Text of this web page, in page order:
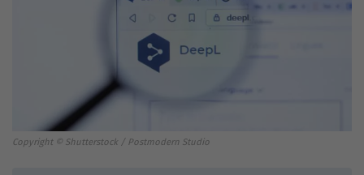
Copyright © Shutterstock / Postmodern Studio